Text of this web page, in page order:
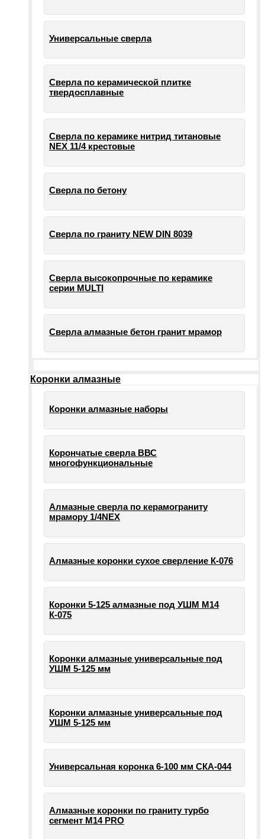
Универсальные сверла
Сверла по керамической плитке
твердосплавные
Сверла по керамике нитрид титановые
NEX 11/4 крестовые
Сверла по бетону
Сверла по граниту NEW DIN 8039
Сверла высокопрочные по керамике
серии MULTI
Сверла алмазные бетон гранит мрамор
Коронки алмазные
Коронки алмазные наборы
Корончатые сверла ВВС
многофункциональные
Алмазные сверла по керамограниту
мрамору 1/4NEX
Алмазные коронки сухое сверление К-076
Коронки 5-125 алмазные под УШМ М14
К-075
Коронки алмазные универсальные под
УШМ 5-125 мм
Коронки алмазные универсальные под
УШМ 5-125 мм
Универсальная коронка 6-100 мм СКА-044
Алмазные коронки по граниту турбо
сегмент М14 PRO